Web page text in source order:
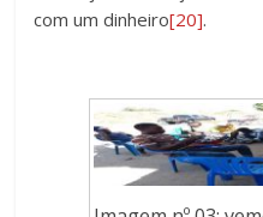
com um dinheiro[20].